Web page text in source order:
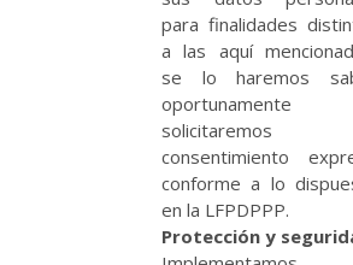
para finalidades
a las aquí
se lo haremos
solicitaremos
consentimiento
conforme a lo
en la LFPDPPP.
Protección y